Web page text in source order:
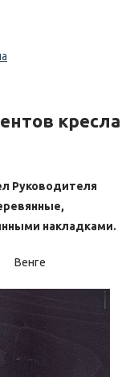
кресла
Руководителя
накладками.
Венге